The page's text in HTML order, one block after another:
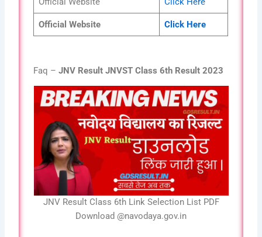
Official Website Click Here
Faq –JNV Result JNVST Class 6th Result 2023
JNV Result Class 6th Link Selection List PDF
Download @navodaya.gov.in